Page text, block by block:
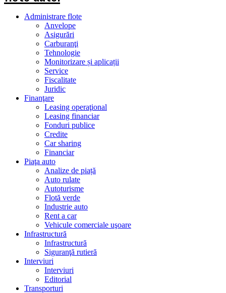
Administrare flote
Anvelope
Asigurări
Carburanţi
Tehnologie
Monitorizare și aplicații
Service
Fiscalitate
Juridic
Finanţare
Leasing operaţional
Leasing financiar
Fonduri publice
Credite
Car sharing
Financiar
Piaţa auto
Analize de piață
Auto rulate
Autoturisme
Flotă verde
Industrie auto
Rent a car
Vehicule comerciale uşoare
Infrastructură
Infrastructură
Siguranţă rutieră
Interviuri
Interviuri
Editorial
Transporturi